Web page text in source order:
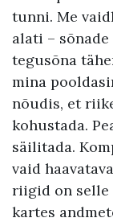
tunni. Me
alati –
tegusõna
mina
nõudis, et
kohustada.
säilitada.
vaid
riigid on selle
kartes